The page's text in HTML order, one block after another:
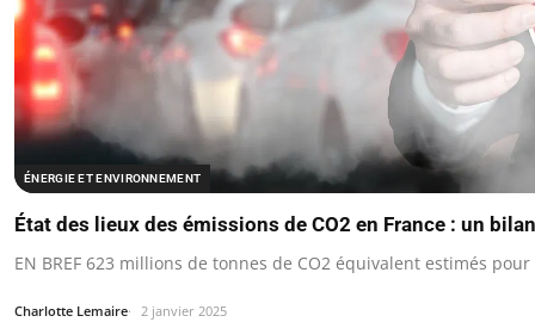
ÉNERGIE ET ENVIRONNEMENT
État des lieux des émissions de CO2 en France : un
EN BREF 623 millions de tonnes de CO2 équivalent estimés
Charlotte Lemaire 2 janvier 2025